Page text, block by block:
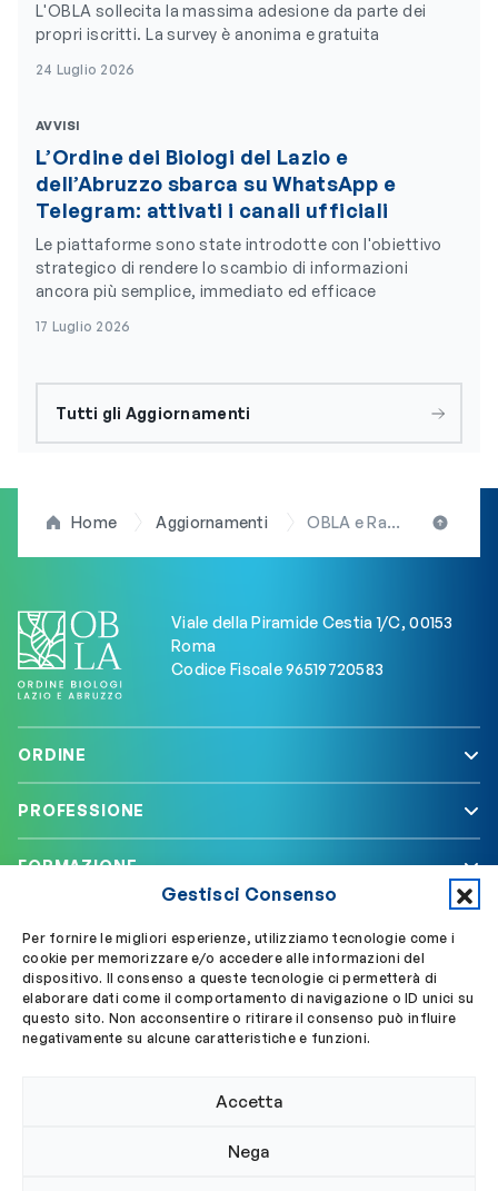
Gestisci Consenso
Per fornire le migliori esperienze, utilizziamo tecnologie come i
cookie per memorizzare e/o accedere alle informazioni del
dispositivo. Il consenso a queste tecnologie ci permetterà di
elaborare dati come il comportamento di navigazione o ID unici su
questo sito. Non acconsentire o ritirare il consenso può influire
negativamente su alcune caratteristiche e funzioni.
Accetta
Nega
L'OBLA sollecita la massima adesione da parte dei
propri iscritti. La survey è anonima e gratuita
24 Luglio 2026
AVVISI
L’Ordine dei Biologi del Lazio e
dell’Abruzzo sbarca su WhatsApp e
Telegram: attivati i canali ufficiali
Le piattaforme sono state introdotte con l'obiettivo
strategico di rendere lo scambio di informazioni
ancora più semplice, immediato ed efficace
17 Luglio 2026
Tutti gli Aggiornamenti
Home Aggiornamenti OBLA e Radio Rock, nuova puntata del programma “Biologia a tutto volume”: ascolta l’intervento della presidente Arduini
Viale della Piramide Cestia 1/C, 00153
Roma
Codice Fiscale 96519720583
ORDINE
PROFESSIONE
FORMAZIONE
Segui OBLA su Accedi a My OBLA